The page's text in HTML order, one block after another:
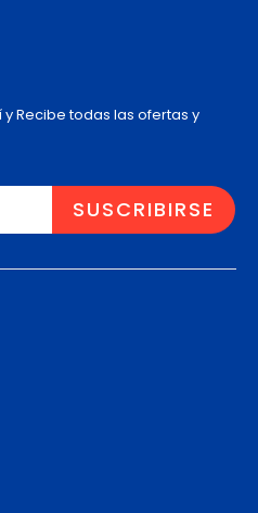
Recibe todas las ofertas y